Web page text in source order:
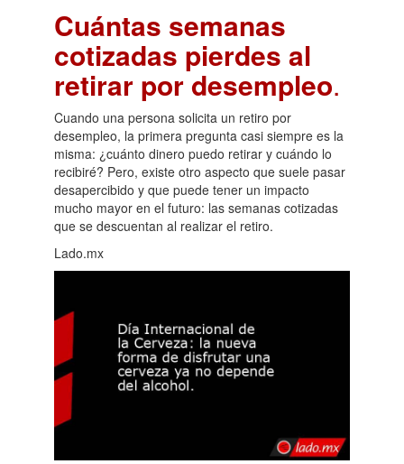
Cuántas semanas
cotizadas pierdes al
retirar por desempleo.
Cuando una persona solicita un retiro por
desempleo, la primera pregunta casi siempre es la
misma: ¿cuánto dinero puedo retirar y cuándo lo
recibiré? Pero, existe otro aspecto que suele pasar
desapercibido y que puede tener un impacto
mucho mayor en el futuro: las semanas cotizadas
que se descuentan al realizar el retiro.
Lado.mx